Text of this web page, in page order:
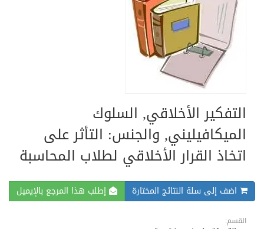
التفكير الأخلاقي, السلوك
الميكافيليني, والجنس: التأثر على
اتخاذ القرار الأخلاقي لطلاب المحاسبة
اضف إلى سلة النتائج المختارة إطلب هذا المرجع بالإيميل
القسم: